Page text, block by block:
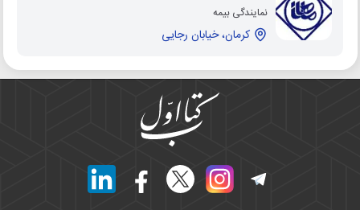
نمایندگی بیمه
کرمان، خیابان رجایی